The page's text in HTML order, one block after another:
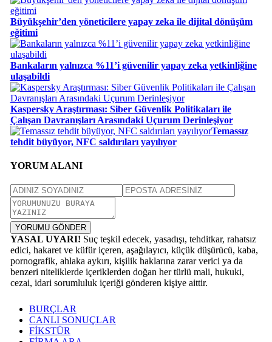
Büyükşehir’den yöneticilere yapay zeka ile dijital dönüşüm
eğitimi
Bankaların yalnızca %11’i güvenilir yapay zeka yetkinliğine
ulaşabildi
Kaspersky Araştırması: Siber Güvenlik Politikaları ile
Çalışan Davranışları Arasındaki Uçurum Derinleşiyor
Temassız
tehdit büyüyor, NFC saldırıları yayılıyor
YORUM ALANI
YORUMU GÖNDER
YASAL UYARI! Suç teşkil edecek, yasadışı, tehditkar, rahatsız
edici, hakaret ve küfür içeren, aşağılayıcı, küçük düşürücü, kaba,
pornografik, ahlaka aykırı, kişilik haklarına zarar verici ya da
benzeri niteliklerde içeriklerden doğan her türlü mali, hukuki,
cezai, idari sorumluluk içeriği gönderen kişiye aittir.
BURÇLAR
CANLI SONUÇLAR
FİKSTÜR